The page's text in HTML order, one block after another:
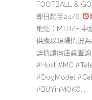
FOOTBALL &
即日起至24/6
地點：MTR/F 中
供應以現場情況
詳情請向店員查
#Host #MC
#DogModel
#BUYinMOKO...